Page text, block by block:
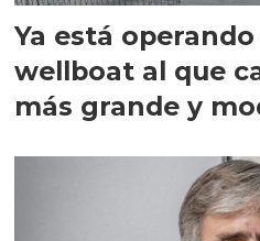
Ya está
wellboat al que
más grande y